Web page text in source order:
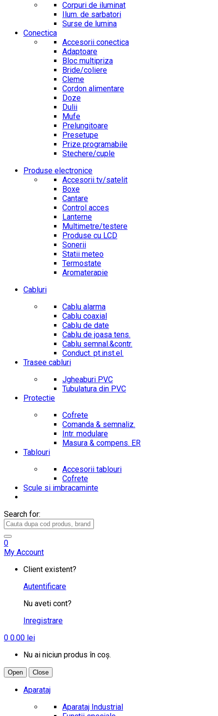
Corpuri de iluminat
Ilum. de sarbatori
Surse de lumina
Conectica
Accesorii conectica
Adaptoare
Bloc multipriza
Bride/coliere
Cleme
Cordon alimentare
Doze
Dulii
Mufe
Prelungitoare
Presetupe
Prize programabile
Stechere/cuple
Produse electronice
Accesorii tv/satelit
Boxe
Cantare
Control acces
Lanterne
Multimetre/testere
Produse cu LCD
Sonerii
Statii meteo
Termostate
Aromaterapie
Cabluri
Cablu alarma
Cablu coaxial
Cablu de date
Cablu de joasa tens.
Cablu semnal.&contr.
Conduct. pt.inst.el.
Trasee cabluri
Jgheaburi PVC
Tubulatura din PVC
Protectie
Cofrete
Comanda & semnaliz.
Intr. modulare
Masura & compens. ER
Tablouri
Accesorii tablouri
Cofrete
Scule si imbracaminte
Search for:
0
My Account
Client existent?
Autentificare
Nu aveti cont?
Inregistrare
0 0.00 lei
Nu ai niciun produs în coș.
Open Close
Aparataj
Aparataj Industrial